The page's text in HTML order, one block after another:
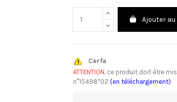
Ajouter
Cerfa
ATTENTION, ce produit doit être
n°15498*02 (en téléchargement)